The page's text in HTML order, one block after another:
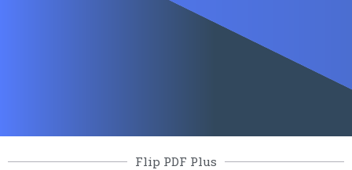
Flip PDF Plus